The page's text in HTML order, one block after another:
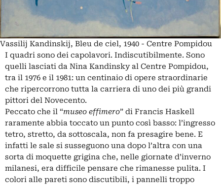
Vassilij Kandinskij, Bleu de ciel, 1940 - Centre Pompidou
I quadri sono dei capolavori. Indiscutibilmente. Sono
quelli lasciati da Nina Kandinsky al Centre Pompidou,
tra il 1976 e il 1981: un centinaio di opere straordinarie
che ripercorrono tutta la carriera di uno dei più grandi
pittori del Novecento.
Peccato che il “museo effimero” di Francis Haskell
raramente abbia toccato un punto così basso: l’ingresso
tetro, stretto, da sottoscala, non fa presagire bene. E
infatti le sale si susseguono una dopo l’altra con una
sorta di moquette grigina che, nelle giornate d’inverno
milanesi, era difficile pensare che rimanesse pulita. I
colori alle pareti sono discutibili, i pannelli troppo